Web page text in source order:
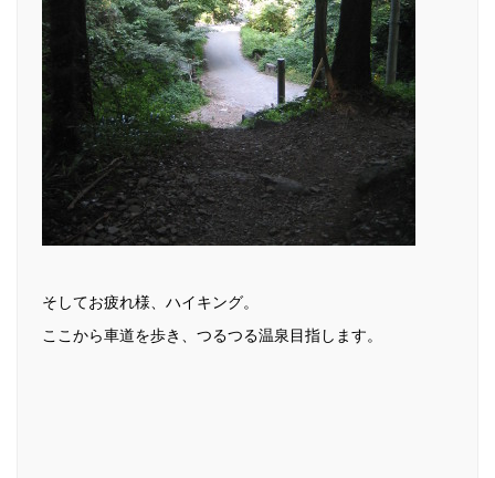
そしてお疲れ様、ハイキング。
ここから車道を歩き、つるつる温泉目指します。